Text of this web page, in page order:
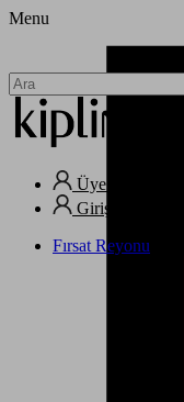
Menu
Üye Ol
Giriş Yap
Fırsat Reyonu